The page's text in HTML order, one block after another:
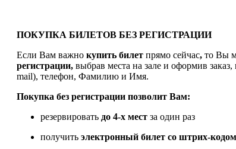
ПОКУПКА БИЛЕТОВ БЕЗ РЕГИСТРАЦИИ
Если Вам важно купить билет прямо сейчас, то Вы
регистрации, выбрав места на зале и оформив заказ,
mail), телефон, Фамилию и Имя.
Покупка без регистрации позволит Вам:
резервировать до 4-х мест за один раз
получить электронный билет со штрих-кодом